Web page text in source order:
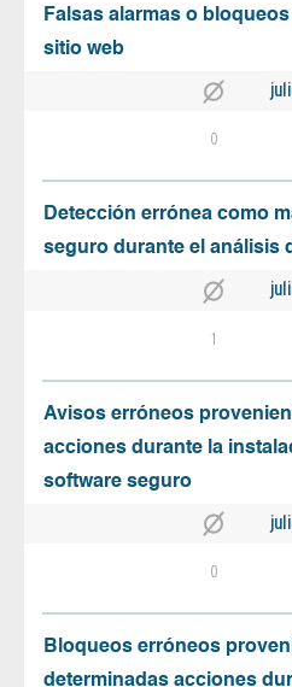
Falsas alarmas o
sitio web
0
Detección errónea como
seguro durante el análisis
1
Avisos erróneos
acciones durante la
software seguro
0
Bloqueos erróneos
determinadas acciones